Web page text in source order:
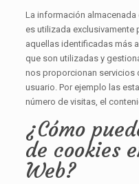
La información
es utilizada
aquellas identificadas más
que son utilizadas y
nos proporcionan servicios
usuario. Por ejemplo las
número de visitas, el
¿Cómo
de cookies
Web?